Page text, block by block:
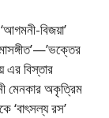
বিজয়া’
এর বিস্তার
মেনকার অকৃত্রিম
‘বাৎসল্য রস’